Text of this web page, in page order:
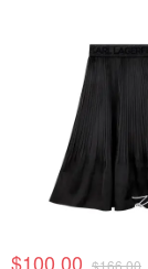
$100.00 $166.00